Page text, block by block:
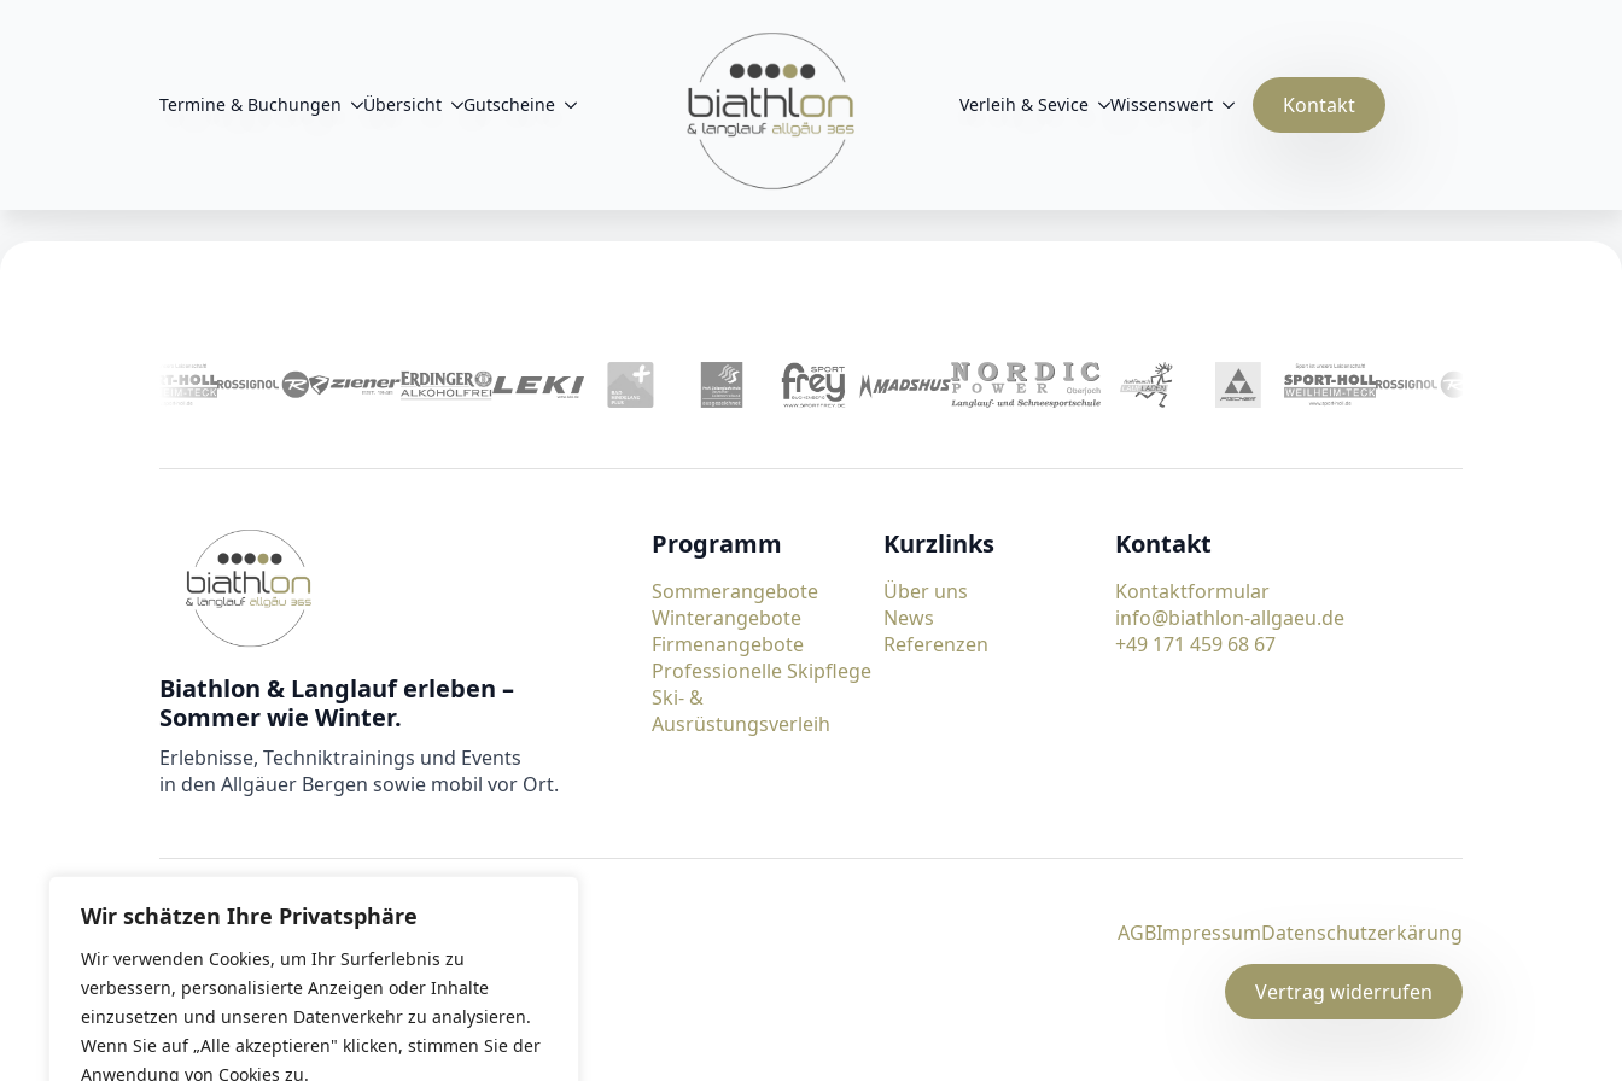
Wir schätzen Ihre Privatsphäre
Wir verwenden Cookies, um Ihr Surferlebnis zu
verbessern, personalisierte Anzeigen oder Inhalte
einzusetzen und unseren Datenverkehr zu analysieren.
Wenn Sie auf „Alle akzeptieren" klicken, stimmen Sie der
Anwendung von Cookies zu.
Termine & Buchungen Übersicht Gutscheine Verleih & Sevice Wissenswert Kontakt
Biathlon & Langlauf erleben –
Sommer wie Winter.
Erlebnisse, Techniktrainings und Events
in den Allgäuer Bergen sowie mobil vor Ort.
Programm
Sommerangebote
Winterangebote
Firmenangebote
Professionelle Skipflege
Ski- &
Ausrüstungsverleih
Kurzlinks
Über uns
News
Referenzen
Kontakt
Kontaktformular
info@biathlon-allgaeu.de
+49 171 459 68 67
©2026 AGBImpressumDatenschutzerkärung
Vertrag widerrufen